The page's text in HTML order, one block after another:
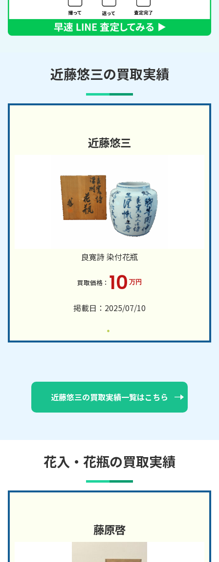
近藤悠三の買取実績
近藤悠三
良寛詩 染付花瓶
10 万円
掲載日：2025/07/10
近藤悠三の買取実績一覧はこちら
花入・花瓶の買取実績
藤原啓